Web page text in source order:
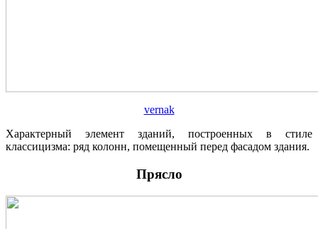
vernak
Характерный элемент зданий, построенных в стиле
классицизма: ряд колонн, помещенный перед фасадом здания.
Прясло